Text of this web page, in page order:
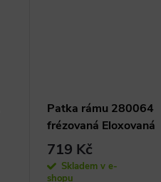
Patka rámu 280064
frézovaná Eloxovaná
719 Kč
Skladem v e-
shopu